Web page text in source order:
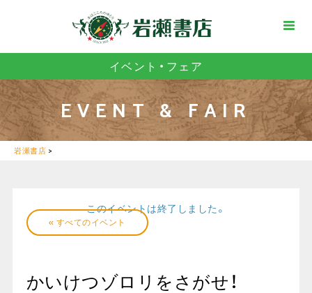
イベント・フェア
EVENT & FAIR
岩瀬書店 >
« すべてのイベント
このイベントは終了しました。
かいけつゾロリをさがせ！